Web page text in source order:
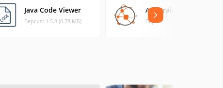
Java Code Viewer
Версия: 1.5.8 (0.78 МБ)
AppBrain SDK demo
Версия: 5.00 (0.23 МБ)